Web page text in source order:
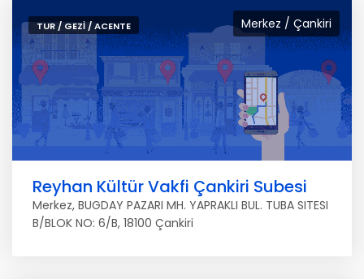
Merkez / Çankiri
TUR / GEZI / ACENTE
Reyhan Kültür Vakfi Çankiri Subesi
Merkez, BUGDAY PAZARI MH. YAPRAKLI BUL. TUBA SITESI
B/BLOK NO: 6/B, 18100 Çankiri